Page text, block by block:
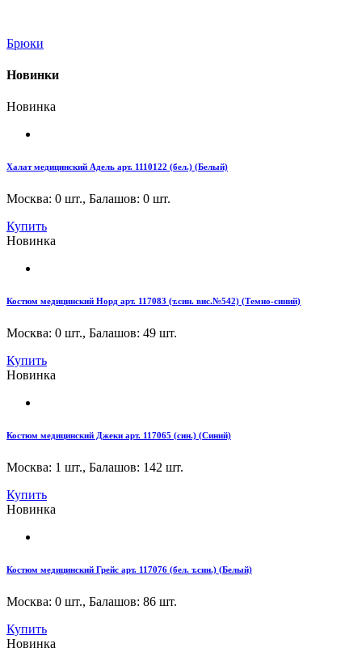
Брюки
Новинки
Новинка
Халат медицинский Адель арт. 1110122 (бел.) (Белый)
Москва: 0 шт., Балашов: 0 шт.
Купить
Новинка
Костюм медицинский Норд арт. 117083 (т.син. вис.№542) (Темно-синий)
Москва: 0 шт., Балашов: 49 шт.
Купить
Новинка
Костюм медицинский Джеки арт. 117065 (син.) (Синий)
Москва: 1 шт., Балашов: 142 шт.
Купить
Новинка
Костюм медицинский Грейс арт. 117076 (бел. т.син.) (Белый)
Москва: 0 шт., Балашов: 86 шт.
Купить
Новинка